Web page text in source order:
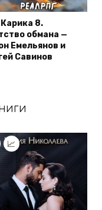
8.
обмана —
Емельянов и
Савинов